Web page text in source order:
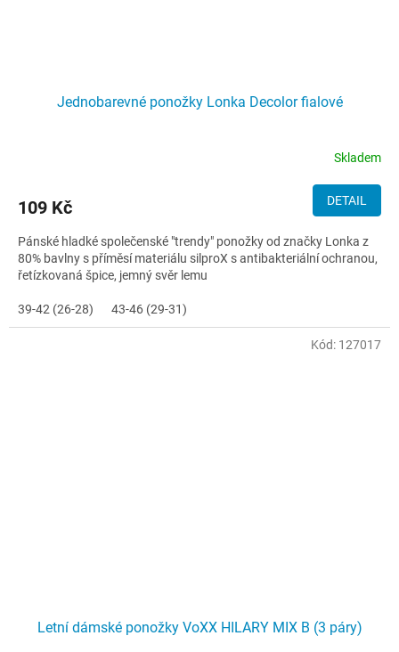
Jednobarevné ponožky Lonka Decolor fialové
Skladem
109 Kč DETAIL
Pánské hladké společenské "trendy" ponožky od značky Lonka z
80% bavlny s příměsí materiálu silproX s antibakteriální ochranou,
řetízkovaná špice, jemný svěr lemu
39-42 (26-28) 43-46 (29-31)
Letní dámské ponožky VoXX HILARY MIX B (3 páry)
Kód: 127017